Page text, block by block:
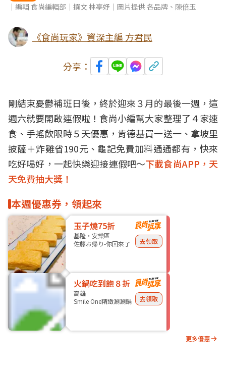
｜編輯 食尚編輯部｜撰文 林亭妤｜圖片提供 各品牌、陳倍玉
《食尚玩家》資深主編 方君民
分享：
剛結束憂鬱補班日後，終於迎來３月的最後一週，這
週六就要開啟連假啦！食尚小編幫大家整理了４家速
食、手搖飲限時５天優惠， 肯德基買一送一、 拿坡里
披薩＋炸雞省190元、 龜記免費加料通通都有，快來
吃好喝好，一起快樂迎接連假吧～下載食尚APP，天
天免費抽大獎！
本週優惠券，領起來
玉子燒75折
基隆・安樂區
佐藤お帰り-你回來了
去領取
火鍋吃到飽８折
高雄
Smile One精緻涮涮鍋
去領取
更多優惠